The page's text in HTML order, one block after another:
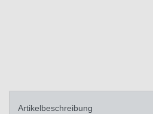
Artikelbeschreibung